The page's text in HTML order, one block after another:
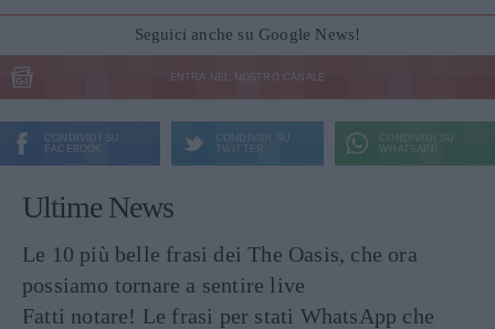
Seguici anche su Google News!
ENTRA NEL NOSTRO CANALE
CONDIVIDI SU
FACEBOOK
CONDIVIDI SU
TWITTER
CONDIVIDI SU
WHATSAPP
Ultime News
Le 10 più belle frasi dei The Oasis, che ora
possiamo tornare a sentire live
Fatti notare! Le frasi per stati WhatsApp che